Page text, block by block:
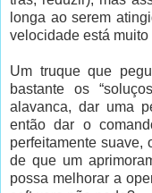
longa ao serem
velocidade está
Um truque que
bastante os
alavanca, dar uma
então dar o
perfeitamente suave,
de que um
possa melhorar a